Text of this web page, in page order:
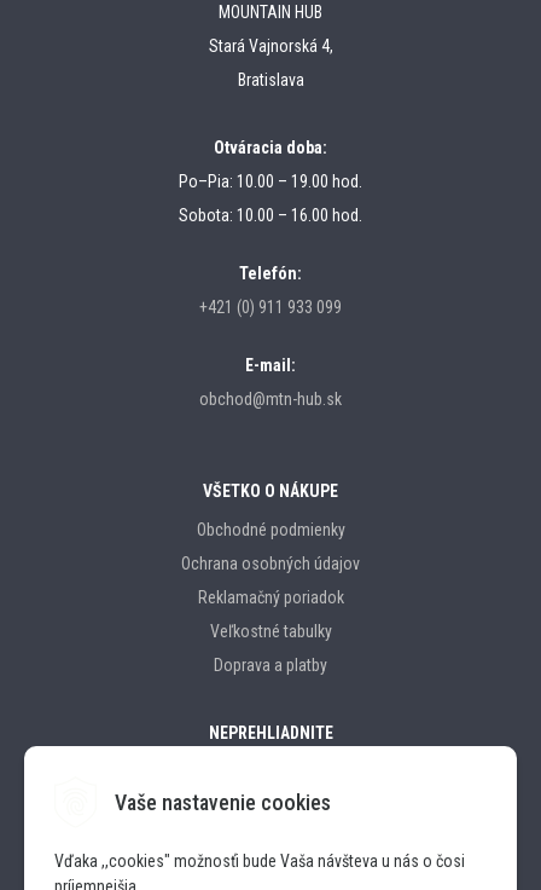
Vaše nastavenie cookies
Vďaka ,,cookies" možnosťi bude Vaša návšteva u nás o čosi
MOUNTAIN HUB
Stará Vajnorská 4,
Bratislava
Otváracia doba:
Po–Pia: 10.00 – 19.00 hod.
Sobota: 10.00 – 16.00 hod.
Telefón:
+421 (0) 911 933 099
E-mail:
obchod@mtn-hub.sk
VŠETKO O NÁKUPE
Obchodné podmienky
Ochrana osobných údajov
Reklamačný poriadok
Veľkostné tabulky
Doprava a platby
NEPREHLIADNITE